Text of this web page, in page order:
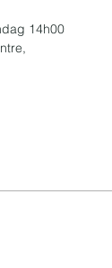
14h00